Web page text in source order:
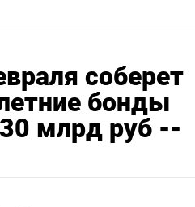
соберет
бонды
млрд руб --